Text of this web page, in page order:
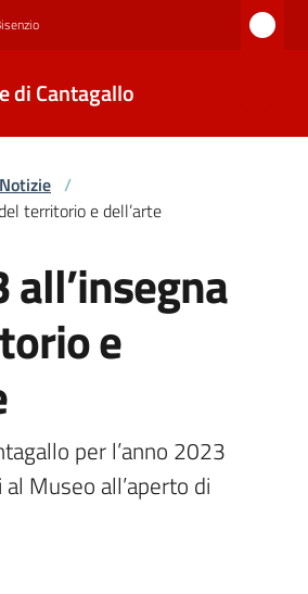
di Cantagallo
Notizie /
territorio e dell’arte
all’insegna
e
per l’anno 2023
Museo all’aperto di